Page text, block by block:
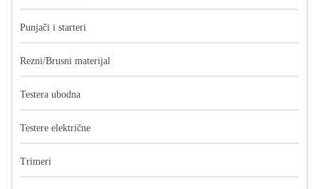
Punjači i starteri
Rezni/Brusni materijal
Testera ubodna
Testere električne
Trimeri